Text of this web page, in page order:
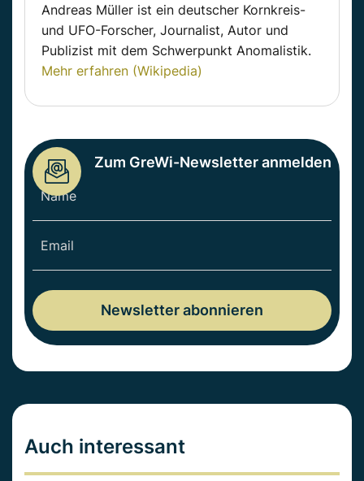
Andreas Müller ist ein deutscher Kornkreis-
und UFO-Forscher, Journalist, Autor und
Publizist mit dem Schwerpunkt Anomalistik.
Mehr erfahren (Wikipedia)
Zum GreWi-Newsletter anmelden
Auch interessant